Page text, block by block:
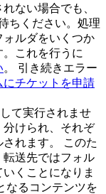
ない場合でも、
ちください。処理
ルダをいくつか
これを行うに
。 引き続きエラー
チケットを申請
て実行されませ
分けられ、それぞ
れます。 このた
送先ではフォル
くことになりま
なるコンテンツを